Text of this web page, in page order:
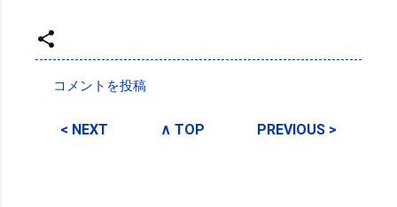
メ
コメントを投稿
< NEXT ∧ TOP PREVIOUS >